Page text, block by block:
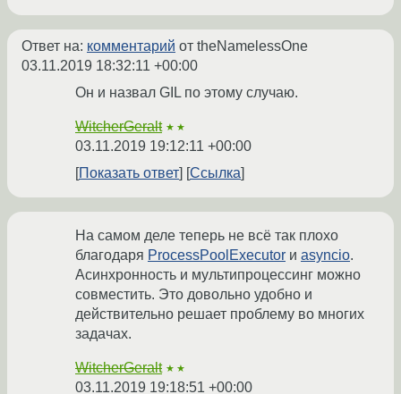
Ответ на: комментарий от theNamelessOne
03.11.2019 18:32:11 +00:00
Он и назвал GIL по этому случаю.
WitcherGeralt ★★
03.11.2019 19:12:11 +00:00
Показать ответ
Ссылка
На самом деле теперь не всё так плохо
благодаря ProcessPoolExecutor и asyncio.
Асинхронность и мультипроцессинг можно
совместить. Это довольно удобно и
действительно решает проблему во многих
задачах.
WitcherGeralt ★★
03.11.2019 19:18:51 +00:00